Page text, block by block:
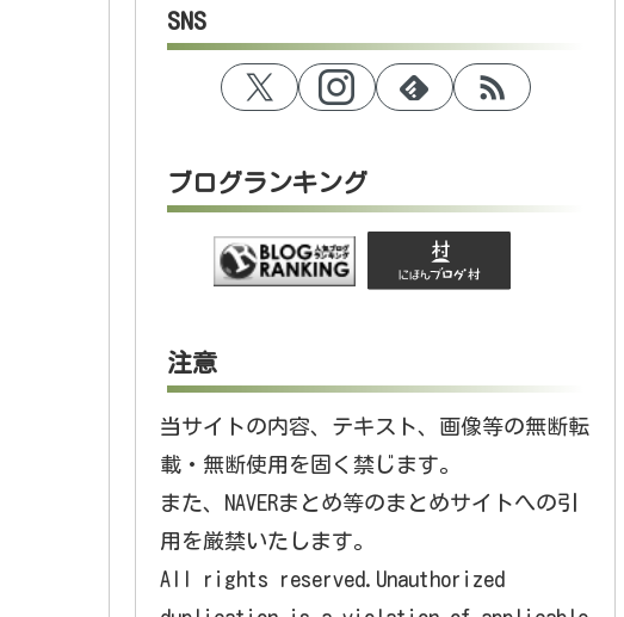
SNS
ブログランキング
注意
当サイトの内容、テキスト、画像等の無断転
載・無断使用を固く禁じます。
また、NAVERまとめ等のまとめサイトへの引
用を厳禁いたします。
All rights reserved.Unauthorized